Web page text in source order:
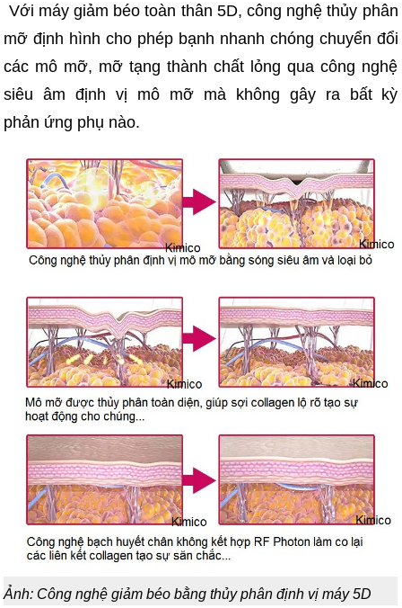
Với máy giảm béo toàn thân 5D, công nghệ thủy phân
mỡ định hình cho phép bạnh nhanh chóng chuyển đổi
các mô mỡ, mỡ tạng thành chất lỏng qua công nghệ
siêu âm định vị mô mỡ mà không gây ra bất kỳ
phản ứng phụ nào.
Ảnh: Công nghệ giảm béo bằng thủy phân định vị máy 5D